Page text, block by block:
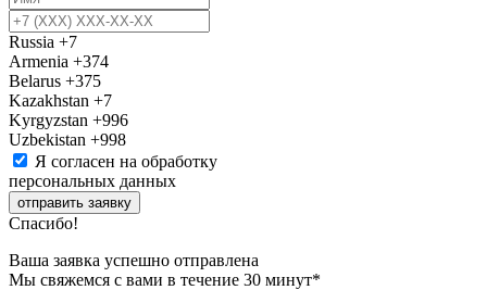
Russia +7
Armenia +374
Belarus +375
Kazakhstan +7
Kyrgyzstan +996
Uzbekistan +998
Я согласен на обработку
персональных данных
отправить заявку
Спасибо!
Ваша заявка успешно отправлена
Мы свяжемся с вами в течение 30 минут*